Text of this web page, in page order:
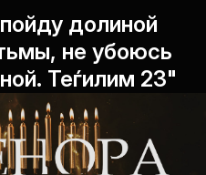
долиной
не убоюсь
Теѓилим 23"